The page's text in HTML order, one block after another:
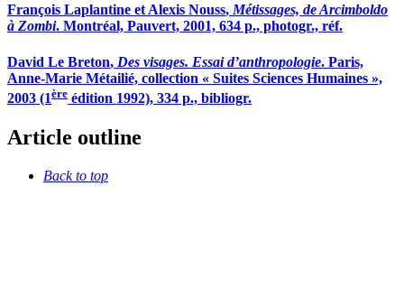
François Laplantine et Alexis Nouss,Métissages, de Arcimboldo
à Zombi. Montréal, Pauvert, 2001, 634 p., photogr., réf.
David Le Breton, Des visages. Essai d’anthropologie. Paris,
Anne-Marie Métailié, collection « Suites Sciences Humaines »,
2003 (1ère édition 1992), 334 p., bibliogr.
Article outline
Back to top